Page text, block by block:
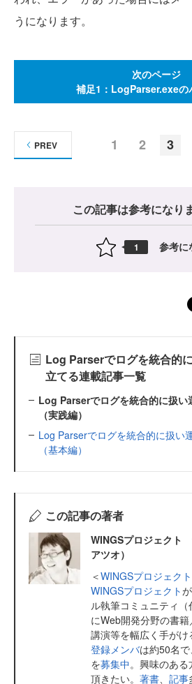
うになります。
次のページ
補足1：LogParser.exeの
1 2 3
PREV
この記事は参考になり
1 参考に
Log Parserでログを統合的
立てる連載記事一覧
Log Parserでログを統合的に扱い
（実践編）
Log Parserでログを統合的に扱い
（基本編）
この記事の著者
WINGSプロジェクト
アツオ）
＜WINGSプロジェクト
WINGSプロジェクト
ル執筆コミュニティ
にWeb開発分野の書籍
講演等を幅広く手が
登録メンバは約50名
を募集中。興味のあ
頂きたい。 著書 記事